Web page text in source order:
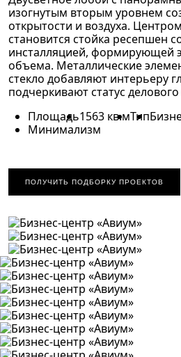
изогнутым вторым уровнем
открытости и воздуха.
становится стойка ресепшен
инсталляцией, формирующей
объема. Металлические
стекло добавляют интерьеру
подчеркивают статус
Площадь1563 кв.мТип
Минимализм
ПОЛУЧИТЬ ПОДБОРКУ ПРОЕКТОВ